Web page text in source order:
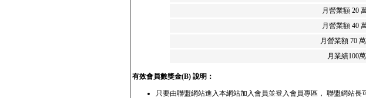
月營業額 20
月營業額 40
月營業額 70
月業績100
有效會員數獎金(B) 說明：
只要由聯盟網站進入本網站加入會員並登入會員專區， 聯盟網站長